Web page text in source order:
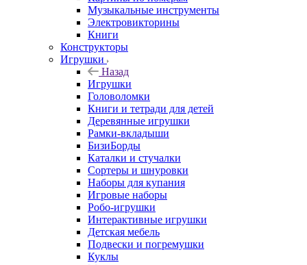
Музыкальные инструменты
Электровикторины
Книги
Конструкторы
Игрушки
Назад
Игрушки
Головоломки
Книги и тетради для детей
Деревянные игрушки
Рамки-вкладыши
БизиБорды
Каталки и стучалки
Сортеры и шнуровки
Наборы для купания
Игровые наборы
Робо-игрушки
Интерактивные игрушки
Детская мебель
Подвески и погремушки
Куклы